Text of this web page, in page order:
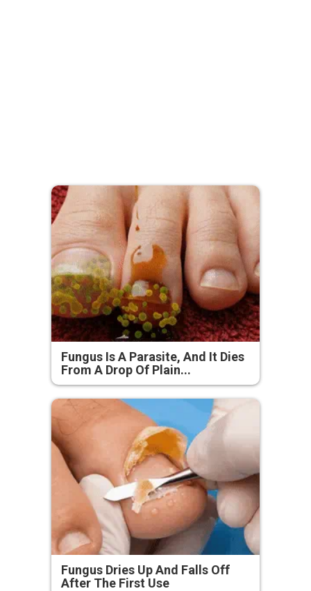
Fungus Is A Parasite, And It Dies
From A Drop Of Plain...
Fungus Dries Up And Falls Off
After The First Use